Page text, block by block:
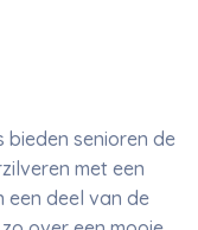
senioren de
met een
deel van de